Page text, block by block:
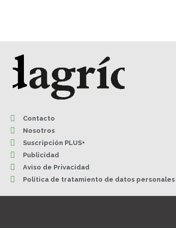
Contacto
Nosotros
Suscripción PLUS+
Publicidad
Aviso de Privacidad
Política de tratamiento de datos personales